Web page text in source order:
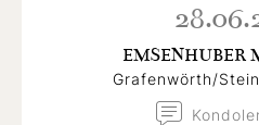
EMSENHUBER
Grafenwörth/